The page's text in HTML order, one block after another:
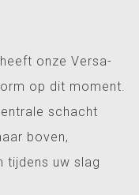
onze Versa-
op dit moment.
schacht
boven,
tijdens uw slag